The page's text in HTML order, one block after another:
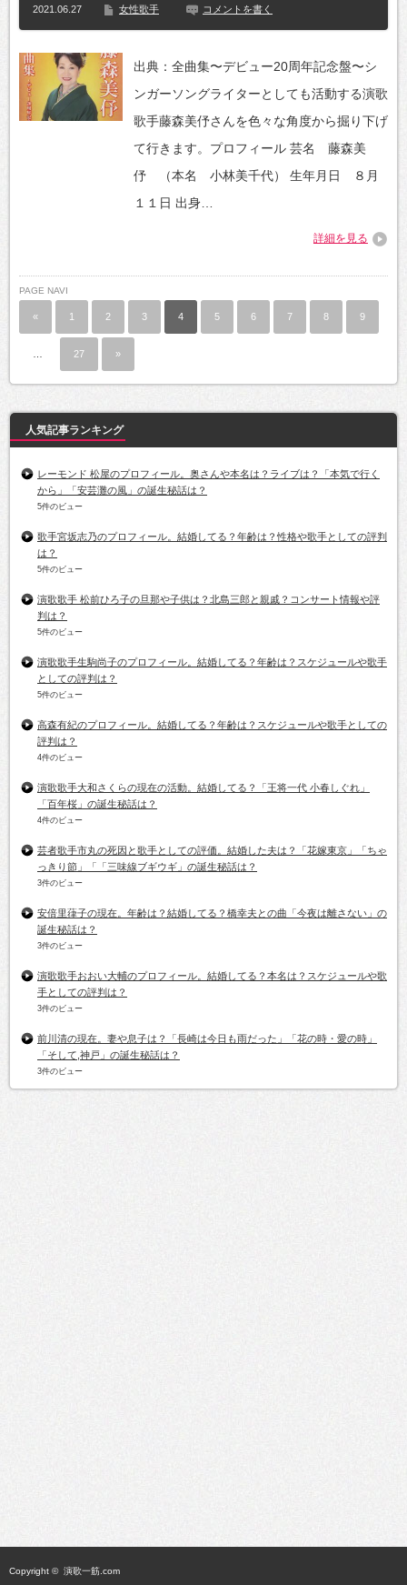
2021.06.27 女性歌手 コメントを書く
出典：全曲集〜デビュー20周年記念盤〜シ
ンガーソングライターとしても活動する演歌
歌手藤森美伃さんを色々な角度から掘り下げ
て行きます。プロフィール 芸名 藤森美
伃 （本名 小林美千代） 生年月日 ８月
１１日 出身…
詳細を見る
PAGE NAVI
« 1 2 3 4 5 6 7 8 9
27 »
人気記事ランキング
レーモンド 松屋のプロフィール。奥さんや本名は？ライブは？「本気で行く
から」「安芸灘の風」の誕生秘話は？
5件のビュー
歌手宮坂志乃のプロフィール。結婚してる？年齢は？性格や歌手としての評判
は？
5件のビュー
演歌歌手 松前ひろ子の旦那や子供は？北島三郎と親戚？コンサート情報や評
判は？
5件のビュー
演歌歌手生駒尚子のプロフィール。結婚してる？年齢は？スケジュールや歌手
としての評判は？
5件のビュー
高森有紀のプロフィール。結婚してる？年齢は？スケジュールや歌手としての
評判は？
4件のビュー
演歌歌手大和さくらの現在の活動。結婚してる？「王将一代 小春しぐれ」
「百年桜」の誕生秘話は？
4件のビュー
芸者歌手市丸の死因と歌手としての評価。結婚した夫は？「花嫁東京」「ちゃ
っきり節」「「三味線ブギウギ」の誕生秘話は？
3件のビュー
安倍里葎子の現在。年齢は？結婚してる？橋幸夫との曲「今夜は離さない」の
誕生秘話は？
3件のビュー
演歌歌手おおい大輔のプロフィール。結婚してる？本名は？スケジュールや歌
手としての評判は？
3件のビュー
前川清の現在。妻や息子は？「長崎は今日も雨だった」「花の時・愛の時」
「そして,神戸」の誕生秘話は？
3件のビュー
Copyright © 演歌一筋.com